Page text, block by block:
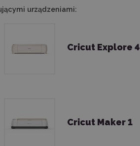
urządzeniami:
Cricut Explore 4
Cricut Maker 1